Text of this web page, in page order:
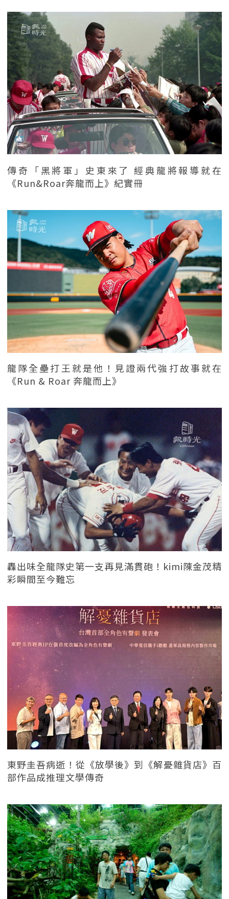
傳奇「黑將軍」史東來了 經典龍將報導就在
《Run&Roar奔龍而上》紀實冊
龍隊全壘打王就是他！見證兩代強打故事就在
《Run & Roar 奔龍而上》
轟出味全龍隊史第一支再見滿貫砲！kimi陳金茂精
彩瞬間至今難忘
東野圭吾病逝！從《放學後》到《解憂雜貨店》百
部作品成推理文學傳奇